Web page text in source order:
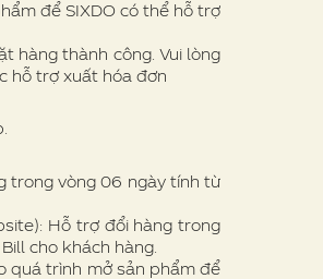
để SIXDO có thể hỗ trợ
hàng thành công. Vui lòng
hỗ trợ xuất hóa đơn
trong vòng 06 ngày tính từ
Hỗ trợ đổi hàng trong
cho khách hàng.
quá trình mở sản phẩm để